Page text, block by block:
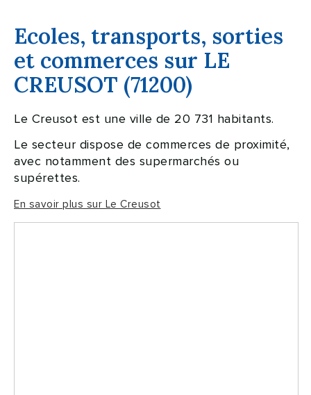
Ecoles, transports, sorties
et commerces sur LE
CREUSOT (71200)
Le Creusot est une ville de 20 731 habitants.
Le secteur dispose de commerces de proximité,
avec notamment des supermarchés ou
supérettes.
En savoir plus sur Le Creusot